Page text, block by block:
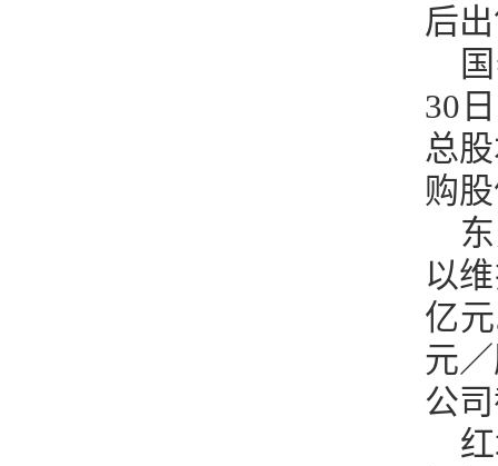
后
30
总
购
以
亿
元
公